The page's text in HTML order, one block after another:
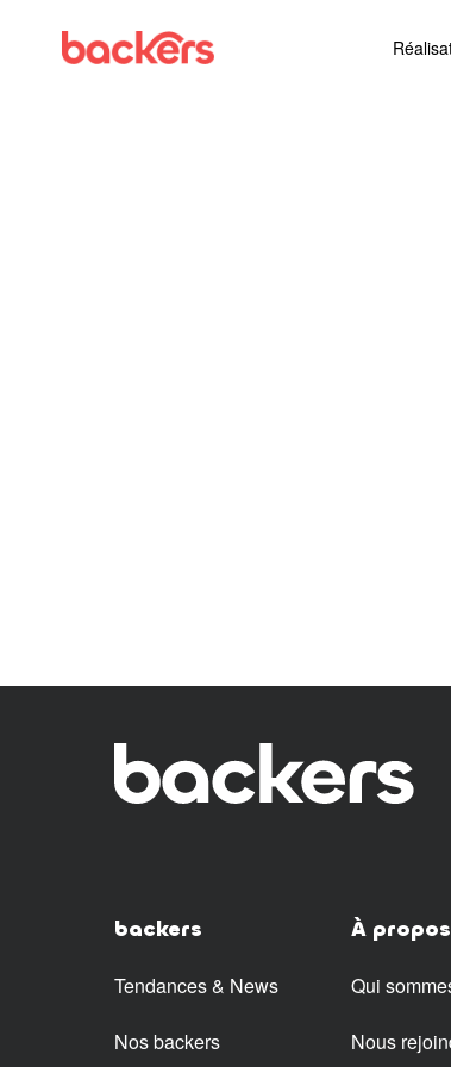
backers
Tendances & News
Nos backers
À propos
Qui
Nous